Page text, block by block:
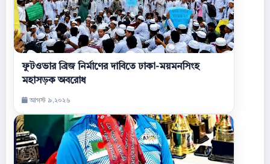
ফুটওভার ব্রিজ নির্মাণের দাবিতে ঢাকা-ময়মনসিংহ
মহাসড়ক অবরোধ
আগস্ট ৯,২০২৬